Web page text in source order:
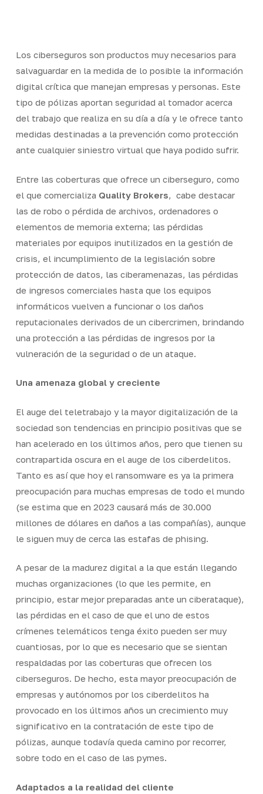
contentLos ciberseguros son productos muy necesarios para
salvaguardar en la medida de lo posible la información
digital crítica que manejan empresas y personas. Este
tipo de pólizas aportan seguridad al tomador acerca
del trabajo que realiza en su día a día y le ofrece tanto
medidas destinadas a la prevención como protección
ante cualquier siniestro virtual que haya podido sufrir.
Entre las coberturas que ofrece un ciberseguro, como
el que comercializa Quality Brokers
cabe destacar
las de robo o pérdida de archivos, ordenadores o
elementos de memoria externa; las pérdidas
materiales por equipos inutilizados en la gestión de
crisis, el incumplimiento de la legislación sobre
protección de datos, las ciberamenazas, las pérdidas
de ingresos comerciales hasta que los equipos
informáticos vuelven a funcionar o los daños
reputacionales derivados de un cibercrimen, brindando
una protección a las pérdidas de ingresos por la
vulneración de la seguridad o de un ataque.
Una amenaza global y creciente
El auge del teletrabajo y la mayor digitalización de la
sociedad son tendencias en principio positivas que se
han acelerado en los últimos años, pero que tienen su
contrapartida oscura en el auge de los ciberdelitos.
Tanto es así que hoy el ransomware es ya la primera
preocupación para muchas empresas de todo el mundo
(se estima que en 2023 causará más de 30.000
millones de dólares en daños a las compañías), aunque
le siguen muy de cerca las estafas de phising
A pesar de la madurez digital a la que están llegando
muchas organizaciones (lo que les permite, en
principio, estar mejor preparadas ante un ciberataque),
las pérdidas en el caso de que el uno de estos
crímenes telemáticos tenga éxito pueden ser muy
cuantiosas, por lo que es necesario que se sientan
respaldadas por las coberturas que ofrecen los
ciberseguros. De hecho, esta mayor preocupación de
empresas y autónomos por los ciberdelitos ha
provocado en los últimos años un crecimiento muy
significativo en la contratación de este tipo de
pólizas, aunque todavía queda camino por recorrer,
sobre todo en el caso de las pymes.
Adaptados a la realidad del cliente
Menu